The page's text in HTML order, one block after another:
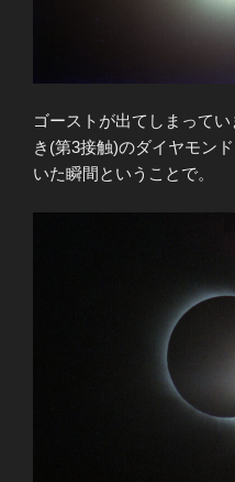
ゴーストが出てしまって
き(第3接触)のダイヤモン
いた瞬間ということで。